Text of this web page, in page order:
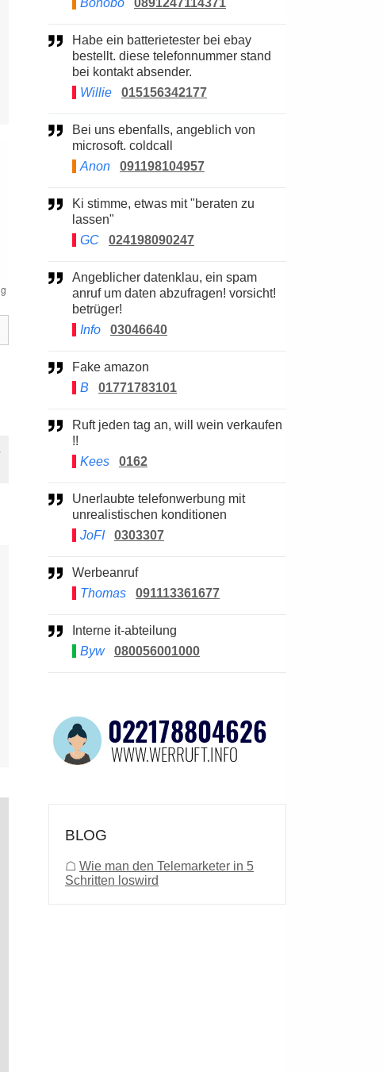
Bonobo
0891247114371
Habe ein batterietester bei ebay
bestellt. diese telefonnummer stand
bei kontakt absender.
Willie
015156342177
Bei uns ebenfalls, angeblich von
microsoft. coldcall
Anon
091198104957
Ki stimme, etwas mit "beraten zu
lassen"
GC
024198090247
Angeblicher datenklau, ein spam
anruf um daten abzufragen! vorsicht!
betrüger!
Info
03046640
Fake amazon
B
01771783101
Ruft jeden tag an, will wein verkaufen
!!
Kees
0162
Unerlaubte telefonwerbung mit
unrealistischen konditionen
JoFI
0303307
Werbeanruf
Thomas
091113361677
Interne it-abteilung
Byw
080056001000
BLOG
☖ Wie man den Telemarketer in 5
Schritten loswird